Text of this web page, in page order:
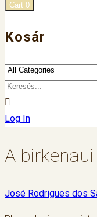
Cart 0
Kosár
Log In
A
José Rodrigues dos